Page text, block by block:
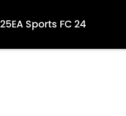
EA Sports FC 24